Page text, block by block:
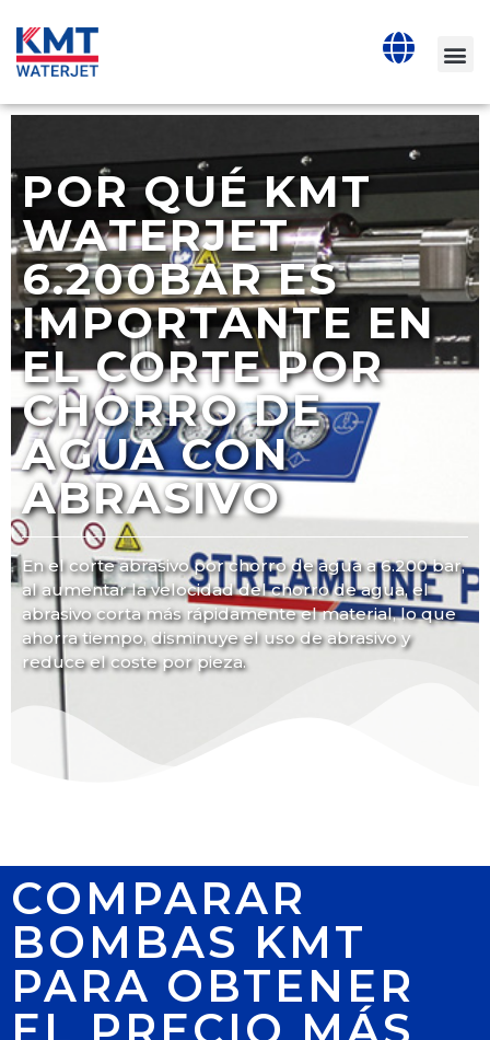
POR QUÉ KMT
WATERJET
6.200BAR ES
IMPORTANTE EN
EL CORTE POR
CHORRO DE
AGUA CON
ABRASIVO
En el corte abrasivo por chorro de agua a 6.200 bar,
al aumentar la velocidad del chorro de agua, el
abrasivo corta más rápidamente el material, lo que
ahorra tiempo, disminuye el uso de abrasivo y
reduce el coste por pieza.
COMPARAR
BOMBAS KMT
PARA OBTENER
EL PRECIO MÁS